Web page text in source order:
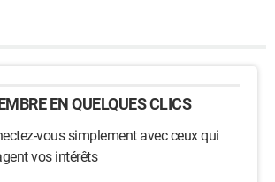
EN QUELQUES CLICS
vous simplement avec ceux qui
vos intérêts